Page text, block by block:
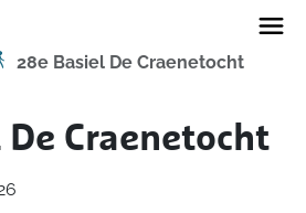
28e Basiel De Craenetocht
Craenetocht